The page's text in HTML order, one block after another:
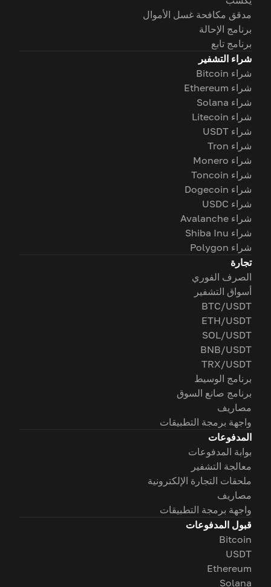
مدقق مكافحة غسل الأموال
برنامج الإحالة
برنامج تابع
شراء التشفير
شراء Bitcoin
شراء Ethereum
شراء Solana
شراء Litecoin
شراء USDT
شراء Tron
شراء Monero
شراء Toncoin
شراء Dogecoin
شراء USDC
شراء Avalanche
شراء Shiba Inu
شراء Polygon
تجارة
الصرف الفوري
أسواق التشفير
BTC/USDT
ETH/USDT
SOL/USDT
BNB/USDT
TRX/USDT
برنامج الوسيط
برنامج صانع السوق
مصاريف
واجهة برمجة التطبيقات
المدفوعات
بوابة المدفوعات
معالجة التشفير
ملحقات التجارة الإلكترونية
مصاريف
واجهة برمجة التطبيقات
قبول المدفوعات
Bitcoin
USDT
Ethereum
Solana